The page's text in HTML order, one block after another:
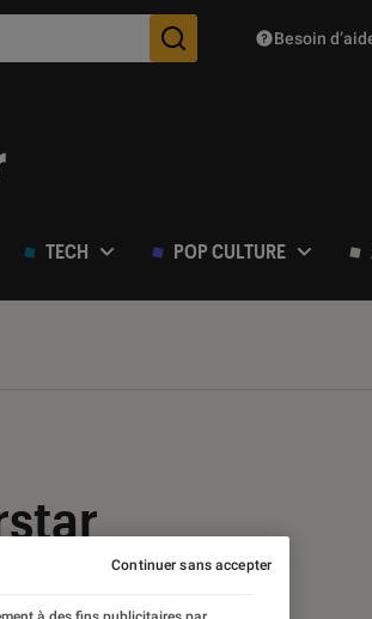
Des suggestions de
Besoin
TECH POP CULTURE
Continuer sans accepter